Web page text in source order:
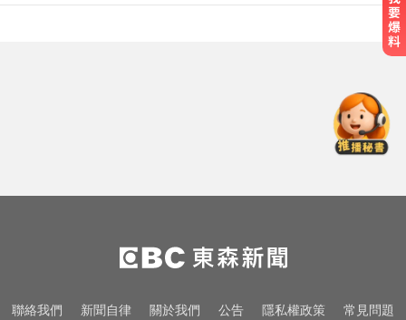
冒雨陪走回家
影／國道雨天驚魂！小貨車疑遇水
漂「方向盤抓不住」翻車
睡前3個壞習慣最傷腎！醫警告：嚴
聯絡我們 新聞自律 關於我們 公告 隱私權政策 常見問題